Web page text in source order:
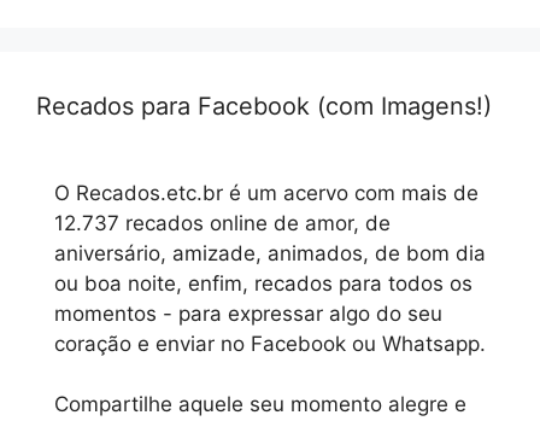
Recados para Facebook (com Imagens!)
O Recados.etc.br é um acervo com mais de
12.737 recados online de amor, de
aniversário, amizade, animados, de bom dia
ou boa noite, enfim, recados para todos os
momentos - para expressar algo do seu
coração e enviar no Facebook ou Whatsapp.
Compartilhe aquele seu momento alegre e